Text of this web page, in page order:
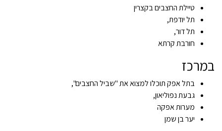
טיילת החצבים בקצרין
תל יודפת,
תל דור,
חורבת קרתא
במרכז
בתל אפק תוכלו למצוא את "שביל החצבים",
גבעת נפוליאון,
מערות אפקה
יער בן שמן